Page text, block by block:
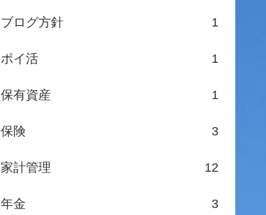
ブログ方針 1
ポイ活 1
保有資産 1
保険 3
家計管理 12
年金 3